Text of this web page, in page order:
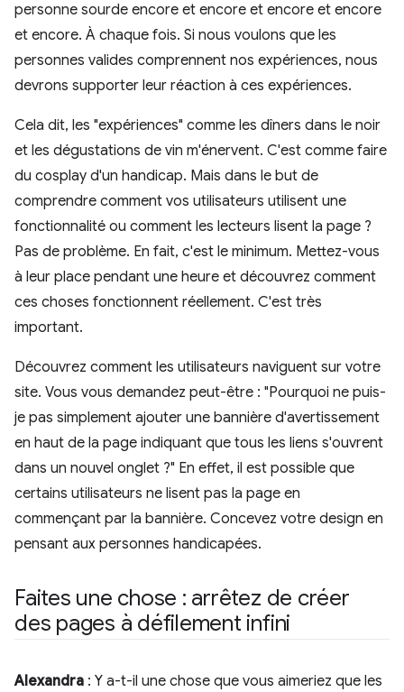
personne sourde encore et encore et encore et encore
et encore. À chaque fois. Si nous voulons que les
personnes valides comprennent nos expériences, nous
devrons supporter leur réaction à ces expériences.
Cela dit, les "expériences" comme les dîners dans le noir
et les dégustations de vin m'énervent. C'est comme faire
du cosplay d'un handicap. Mais dans le but de
comprendre comment vos utilisateurs utilisent une
fonctionnalité ou comment les lecteurs lisent la page ?
Pas de problème. En fait, c'est le minimum. Mettez-vous
à leur place pendant une heure et découvrez comment
ces choses fonctionnent réellement. C'est très
important.
Découvrez comment les utilisateurs naviguent sur votre
site. Vous vous demandez peut-être : "Pourquoi ne puis-
je pas simplement ajouter une bannière d'avertissement
en haut de la page indiquant que tous les liens s'ouvrent
dans un nouvel onglet ?" En effet, il est possible que
certains utilisateurs ne lisent pas la page en
commençant par la bannière. Concevez votre design en
pensant aux personnes handicapées.
Faites une chose : arrêtez de créer
des pages à défilement infini
Alexandra : Y a-t-il une chose que vous aimeriez que les